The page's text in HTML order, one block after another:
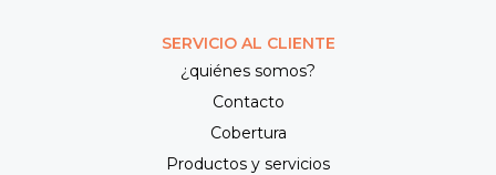
SERVICIO AL CLIENTE
¿quiénes somos?
Contacto
Cobertura
Productos y servicios